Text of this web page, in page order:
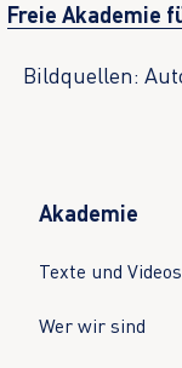
Freie Akademie
Bildquellen:
Akademie
Texte und Videos
Wer wir sind